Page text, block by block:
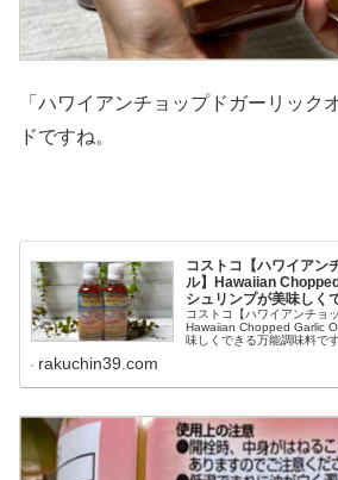
「ハワイアンチョップドガーリック
ドですね。
コストコ【ハワイアン
ル】Hawaiian
シュリンプが美味しく
コストコ【ハワイアンチョ
Hawaiian Chopped Garlic
味しくできる万能調味料です
rakuchin39.com